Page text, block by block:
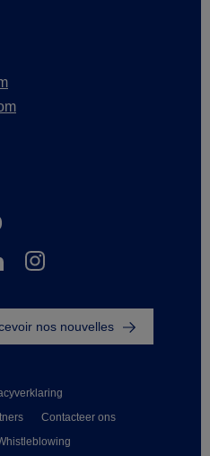
Contacteer ons
nos nouvelles